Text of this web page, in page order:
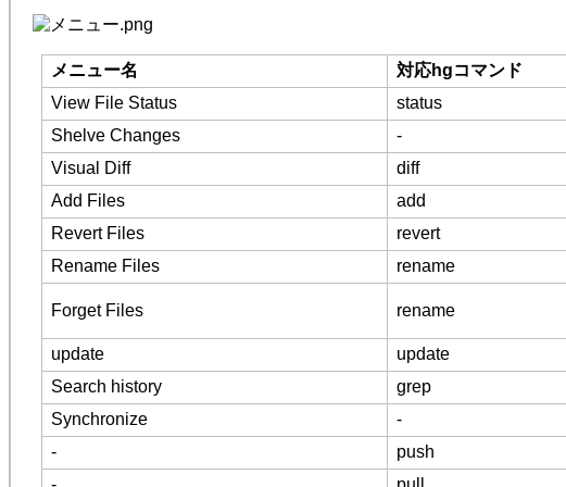
メニュー名 対応hgコマンド
View File Status
status
Shelve Changes
-
Visual Diff
diff
Add Files
add
Revert Files
revert
Rename Files
rename
Forget Files rename
update
update
Search history
grep
Synchronize
-
-
push